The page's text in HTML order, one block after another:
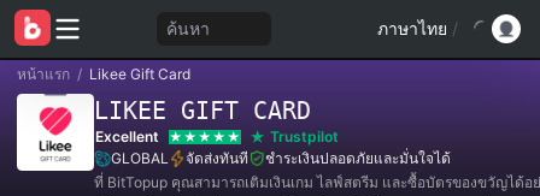
ค้นหา ภาษาไทย /
หน้าแรก / Likee Gift Card
LIKEE GIFT CARD
Excellent
Trustpilot
GLOBAL
จัดส่งทันที
ชำระเงินปลอดภัยและมั่นใจได้
ที่ BitTopup คุณสามารถเติมเงินเกม ไลฟ์สตรีม และซื้อบัตรของขวัญได้อ